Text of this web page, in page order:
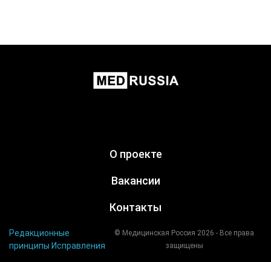
О проекте
Вакансии
Контакты
Редакционные
принципы Исправления
© Медицинская Россия 2026 - Все права
защищены